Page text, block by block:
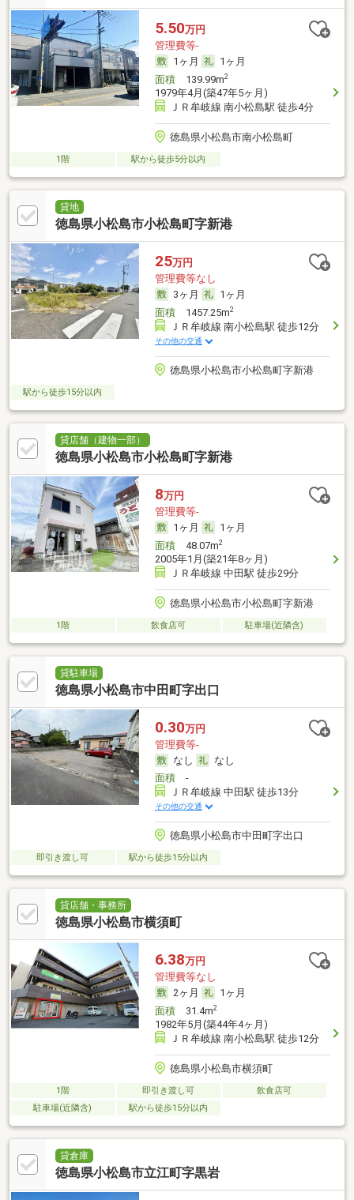
5.50万円
管理費等-
1ヶ月
1ヶ月
面積139.99m2
1979年4月(築47年5ヶ月)
ＪＲ牟岐線 南小松島駅 徒歩4分
徳島県小松島市南小松島町
1階 駅から徒歩5分以内
貸地
徳島県小松島市小松島町字新港
25万円
管理費等なし
3ヶ月
1ヶ月
面積1457.25m2
ＪＲ牟岐線 南小松島駅 徒歩12分
その他の交通
徳島県小松島市小松島町字新港
駅から徒歩15分以内
貸店舗（建物一部）
徳島県小松島市小松島町字新港
8万円
管理費等-
1ヶ月
1ヶ月
面積48.07m2
2005年1月(築21年8ヶ月)
ＪＲ牟岐線 中田駅 徒歩29分
徳島県小松島市小松島町字新港
1階 飲食店可 駐車場(近隣含)
貸駐車場
徳島県小松島市中田町字出口
0.30万円
管理費等-
なし
なし
面積-
ＪＲ牟岐線 中田駅 徒歩13分
その他の交通
徳島県小松島市中田町字出口
即引き渡し可 駅から徒歩15分以内
貸店舗・事務所
徳島県小松島市横須町
6.38万円
管理費等なし
2ヶ月
1ヶ月
面積31.4m2
1982年5月(築44年4ヶ月)
ＪＲ牟岐線 南小松島駅 徒歩12分
徳島県小松島市横須町
1階 即引き渡し可
飲食店可
駐車場(近隣含)
駅から徒歩15分以内
貸倉庫
徳島県小松島市立江町字黒岩